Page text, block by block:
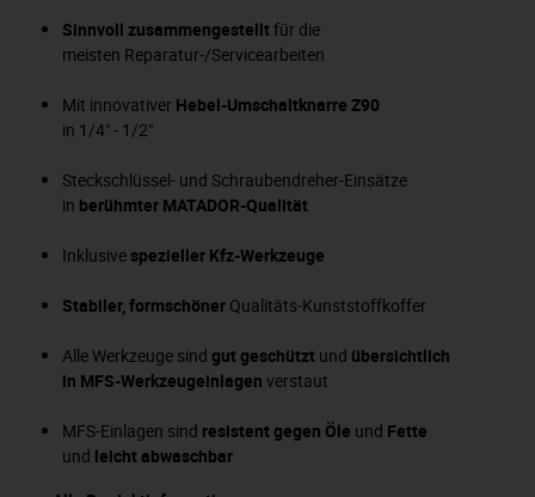
Sinnvoll zusammengestelltfür die
meisten Reparatur-/Servicearbeiten
Mit innovativer Hebel-Umschaltknarre Z90
in 1/4" - 1/2"
Steckschlüssel- und Schraubendreher-Einsätze
in berühmter MATADOR-Qualität
Inklusivespezieller Kfz-Werkzeuge
Stabiler, formschöner Qualitäts-Kunststoffkoffer
Alle Werkzeuge sind gut geschützt und übersichtlich
in MFS-Werkzeugeinlagen verstaut
MFS-Einlagen sind resistent gegen Öle und Fette
und leicht abwaschbar